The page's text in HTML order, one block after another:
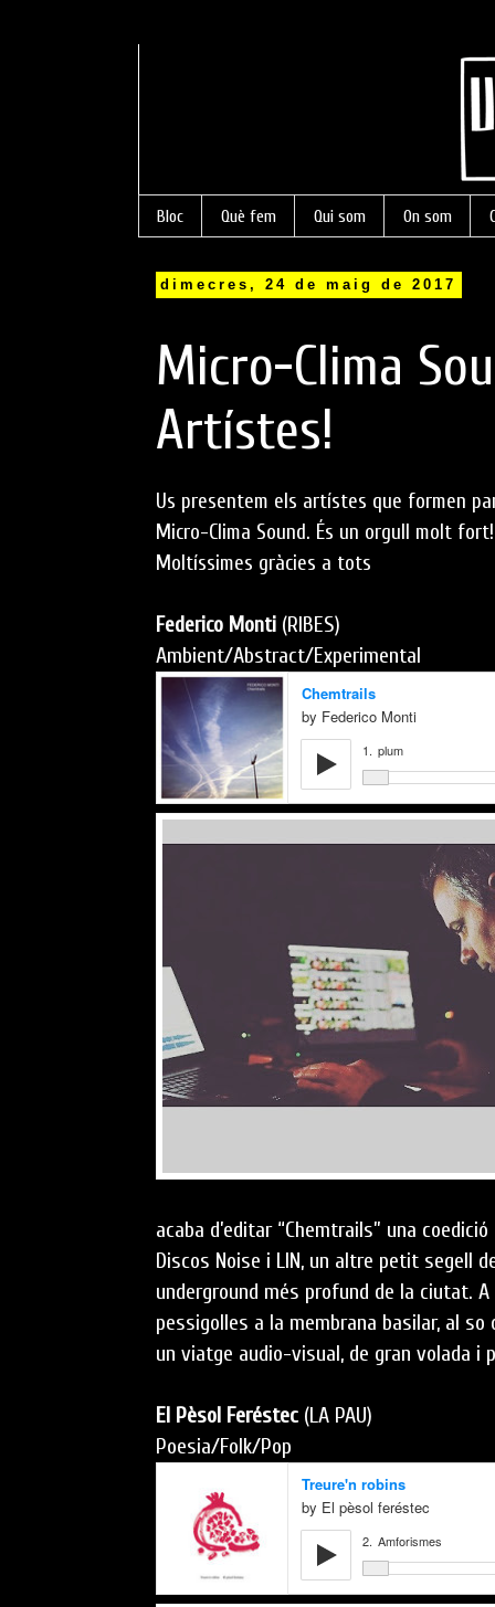
Bloc Què fem Qui som On som
dimecres, 24 de maig de 2017
Micro-Clima
Artístes!
Us presentem els artístes que formen
Micro-Clima Sound. És un orgull molt
Moltíssimes gràcies a tots
Federico Monti (RIBES)
Ambient/Abstract/Experimental
acaba d’editar “Chemtrails” una
Discos Noise i LIN, un altre petit segell
underground més profund de la ciutat.
pessigolles a la membrana basilar, al
un viatge audio-visual, de gran volada i
El Pèsol Feréstec(LA PAU)
Poesia/Folk/Pop